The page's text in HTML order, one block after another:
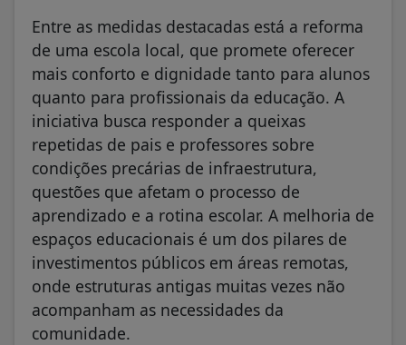
Entre as medidas destacadas está a reforma
de uma escola local, que promete oferecer
mais conforto e dignidade tanto para alunos
quanto para profissionais da educação. A
iniciativa busca responder a queixas
repetidas de pais e professores sobre
condições precárias de infraestrutura,
questões que afetam o processo de
aprendizado e a rotina escolar. A melhoria de
espaços educacionais é um dos pilares de
investimentos públicos em áreas remotas,
onde estruturas antigas muitas vezes não
acompanham as necessidades da
comunidade.